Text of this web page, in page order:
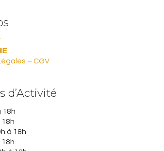
– CGV
d’Activité
18h
18h
à 18h
18h